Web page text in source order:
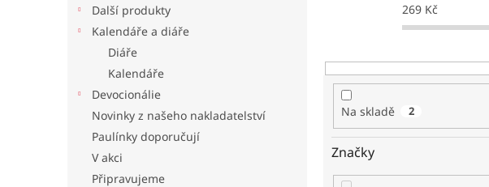
Další produkty
Kalendáře a diáře
Diáře
Kalendáře
Devocionálie
Novinky z našeho nakladatelství
Paulínky doporučují
V akci
Připravujeme
t
ů
269Kč
Na skladě 2
Značky